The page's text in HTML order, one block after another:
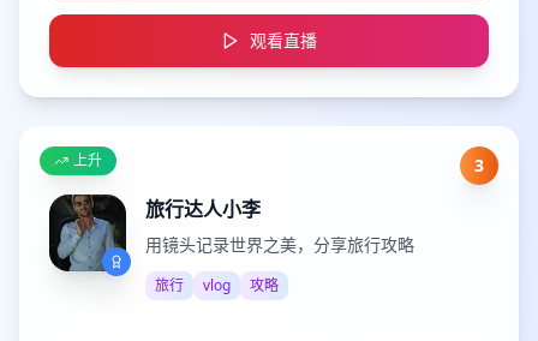
观看直播
3
上升
旅行达人小李
用镜头记录世界之美，分享旅行攻略
旅行 vlog 攻略